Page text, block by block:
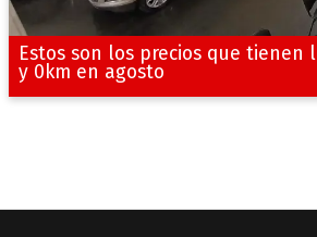
Estos son los precios que tienen
y 0km en agosto